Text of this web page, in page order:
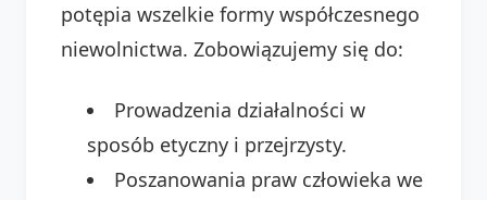
potępia wszelkie formy współczesnego
niewolnictwa. Zobowiązujemy się do:
Prowadzenia działalności w
sposób etyczny i przejrzysty.
Poszanowania praw człowieka we